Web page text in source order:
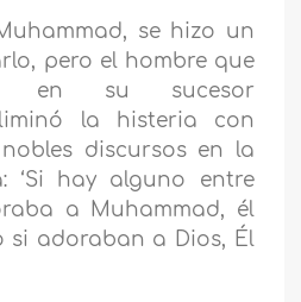
se hizo un
pero el hombre que
en su sucesor
la histeria con
discursos en la
‘Si hay alguno entre
a Muhammad, él
si adoraban a Dios, Él